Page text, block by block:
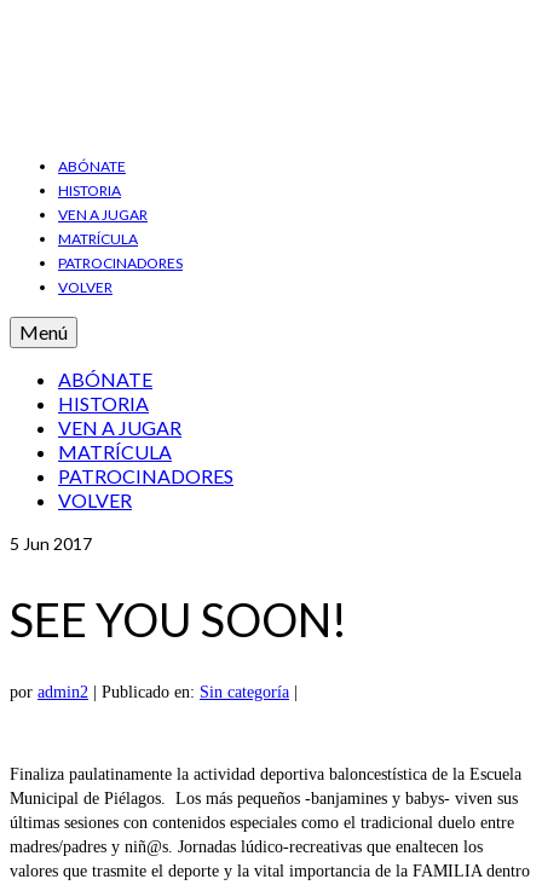
ABÓNATE
HISTORIA
VEN A JUGAR
MATRÍCULA
PATROCINADORES
VOLVER
Menú
ABÓNATE
HISTORIA
VEN A JUGAR
MATRÍCULA
PATROCINADORES
VOLVER
5 Jun 2017
SEE YOU SOON!
por admin2 Publicado en: Sin categoría
Finaliza paulatinamente la actividad deportiva baloncestística de la Escuela
Municipal de Piélagos. Los más pequeños -banjamines y babys- viven sus
últimas sesiones con contenidos especiales como el tradicional duelo entre
madres/padres y niñ@s. Jornadas lúdico-recreativas que enaltecen los
valores que trasmite el deporte y la vital importancia de la FAMILIA dentro